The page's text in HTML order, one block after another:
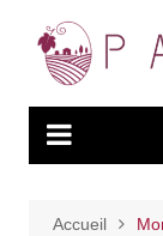
contenu
Accueil